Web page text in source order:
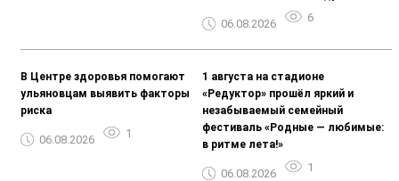
06.08.2026 6
В Центре здоровья помогают
ульяновцам выявить факторы
риска
06.08.2026 1
1 августа на стадионе
«Редуктор» прошёл яркий и
незабываемый семейный
фестиваль «Родные — любимые:
в ритме лета!»
06.08.2026 1